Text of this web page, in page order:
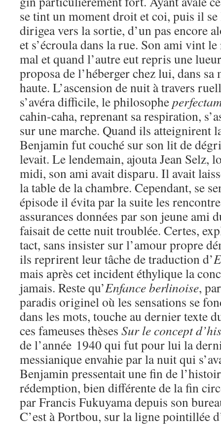
se tint un moment droit et coi, puis il se
dirigea vers la sortie, d’un pas encore
et s’écroula dans la rue. Son ami vint
mal et quand l’autre eut repris une
proposa de l’héberger chez lui, dans
haute. L’ascension de nuit à travers
s’avéra difficile, le philosophe
cahin-caha, reprenant sa respiration,
sur une marche. Quand ils atteignirent
Benjamin fut couché sur son lit de
levait. Le lendemain, ajouta Jean Selz,
midi, son ami avait disparu. Il avait
la table de la chambre. Cependant, se
épisode il évita par la suite les
assurances données par son jeune ami
faisait de cette nuit troublée. Certes,
tact, sans insister sur l’amour propre
ils reprirent leur tâche de traduction d’
mais après cet incident éthylique la
jamais. Reste qu’Enfance berlinoise,
paradis originel où les sensations se
dans les mots, touche au dernier texte
ces fameuses thèses Sur le concept
de l’année 1940 qui fut pour lui la
messianique envahie par la nuit qui
Benjamin pressentait une fin de
rédemption, bien différente de la fin
par Francis Fukuyama depuis son
C’est à Portbou, sur la ligne pointillée